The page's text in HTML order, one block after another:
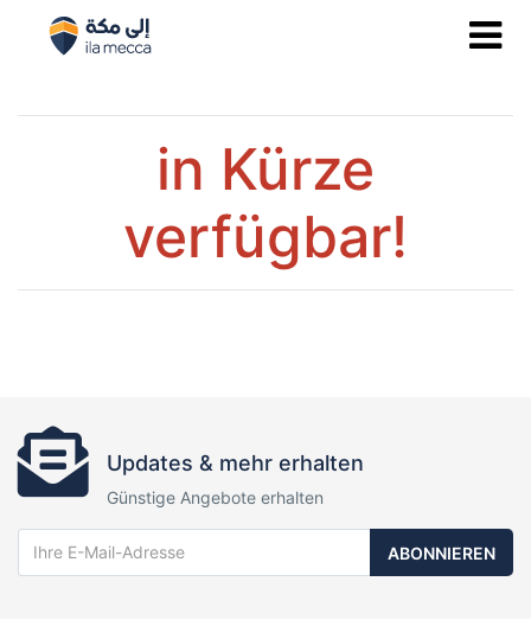
in Kürze
verfügbar!
Updates & mehr erhalten
Günstige Angebote erhalten
ABONNIEREN